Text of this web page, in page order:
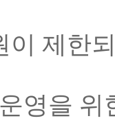
이 제한
영을